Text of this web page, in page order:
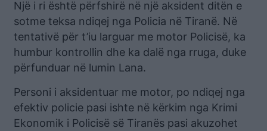
Një i ri është përfshirë në një aksident ditën e
sotme teksa ndiqej nga Policia në Tiranë. Në
tentativë për t’iu larguar me motor Policisë, ka
humbur kontrollin dhe ka dalë nga rruga, duke
përfunduar në lumin Lana.
Personi i aksidentuar me motor, po ndiqej nga
efektiv policie pasi ishte në kërkim nga Krimi
Ekonomik i Policisë së Tiranës pasi akuzohet